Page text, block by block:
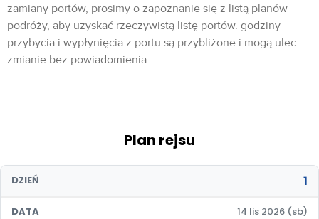
zamiany portów, prosimy o zapoznanie się z listą planów
podróży, aby uzyskać rzeczywistą listę portów. godziny
przybycia i wypłynięcia z portu są przybliżone i mogą ulec
zmianie bez powiadomienia.
Plan rejsu
DZIEŃ 1
DATA 14 lis 2026 (sb)